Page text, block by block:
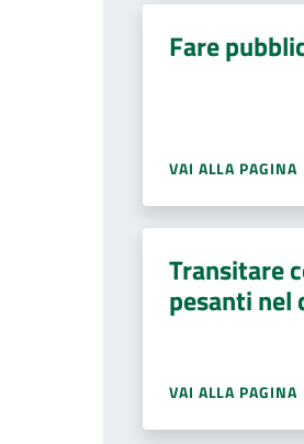
Fare
VAI ALLA PAGINA
Transitare
pesanti nel
VAI ALLA PAGINA